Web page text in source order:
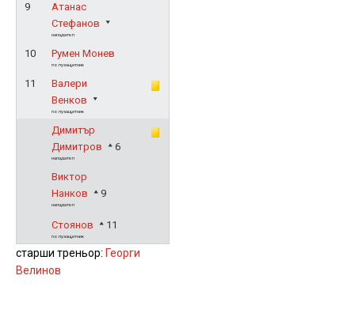
9
Атанас
Стефанов
нападател
10 Румен Монев
полузащитник
11
Валери
Венков
полузащитник
Димитър
Димитров
6
нападател
Виктор
Нанков
9
нападател
Стоянов 11
полузащитник
старши треньор: Георги
Велинов